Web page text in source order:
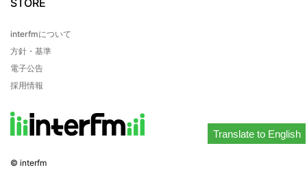
Translate to English
interfmについて
方針・基準
電子公告
採用情報
© interfm